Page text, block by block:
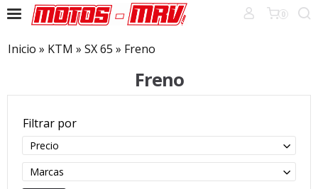
0
Inicio » KTM » SX 65 » Freno
Freno
Filtrar por
Precio
Marcas